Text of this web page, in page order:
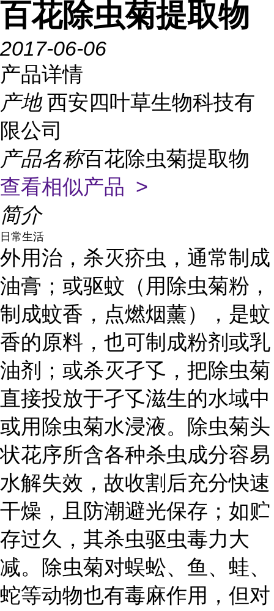
百花除虫菊提取物
2017-06-06
产品详情
产地 西安四叶草生物科技有
限公司
产品名称百花除虫菊提取物
查看相似产品 >
简介
日常生活
外用治，杀灭疥虫，通常制成
油膏；或驱蚊（用除虫菊粉，
制成蚊香，点燃烟薰），是蚊
香的原料，也可制成粉剂或乳
油剂；或杀灭孑孓，把除虫菊
直接投放于孑孓滋生的水域中
或用除虫菊水浸液。除虫菊头
状花序所含各种杀虫成分容易
水解失效，故收割后充分快速
干燥，且防潮避光保存；如贮
存过久，其杀虫驱虫毒力大
减。除虫菊对蜈蚣、鱼、蛙、
蛇等动物也有毒麻作用，但对